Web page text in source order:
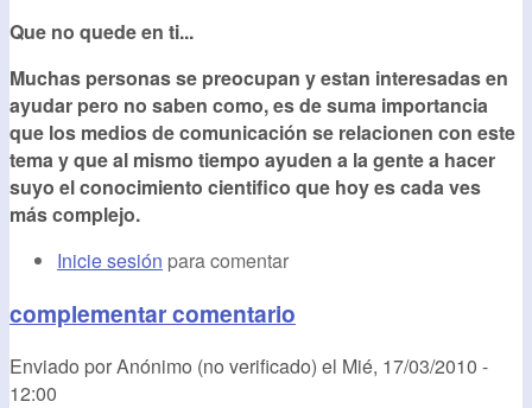
Que no quede en ti...
Muchas personas se preocupan y estan interesadas en
ayudar pero no saben como, es de suma importancia
que los medios de comunicación se relacionen con este
tema y que al mismo tiempo ayuden a la gente a hacer
suyo el conocimiento cientifico que hoy es cada ves
más complejo.
Inicie sesión para comentar
complementar comentario
Enviado porAnónimo (no verificado) el Mié, 17/03/2010 -
12:00